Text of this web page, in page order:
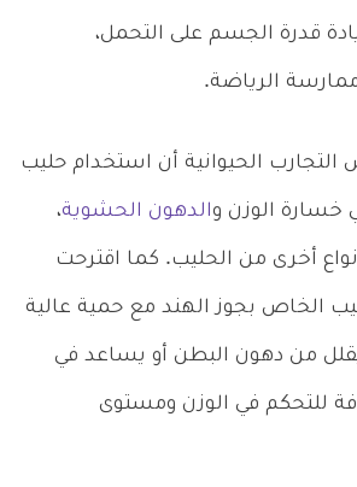
قدرة الجسم على التحمل،
الرياضة.
الحيوانية أن استخدام حليب
خسارة الوزن والدهون الحشوية،
أخرى من الحليب. كما اقترحت
الخاص بجوز الهند مع حمية عالية
من دهون البطن أو يساعد في
للتحكم في الوزن ومستوى